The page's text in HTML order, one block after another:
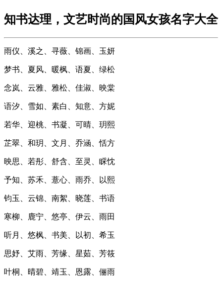
知书达理，文艺时尚的国风女孩名字大全
雨仪、溪之、寻薇、锦画、玉妍
梦书、夏风、暖枫、语夏、绿松
念岚、云雅、雅松、佳淑、映棠
语汐、雪如、素白、知意、方妮
若华、迎桃、书凝、可晴、玥熙
芷翠、和玥、文月、乔涵、恬方
映思、若彤、舒含、至灵、睬忱
予知、苏禾、薏心、雨乔、以熙
钧玉、云锦、南絮、晓莲、书语
寒柳、鹿宁、悠亭、伊云、雨田
听月、悠枫、书美、以初、希玉
思妤、艾雨、芳缘、星茹、芳筱
叶桐、晴碧、靖玉、恩露、俪雨